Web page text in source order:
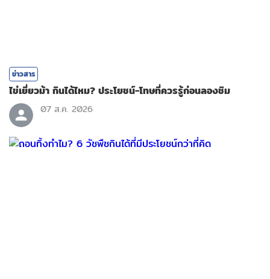
ข่าวสาร
ไข่เยี่ยวม้า กินได้ไหม? ประโยชน์-โทษที่ควรรู้ก่อนลองชิม
07 ส.ค. 2026